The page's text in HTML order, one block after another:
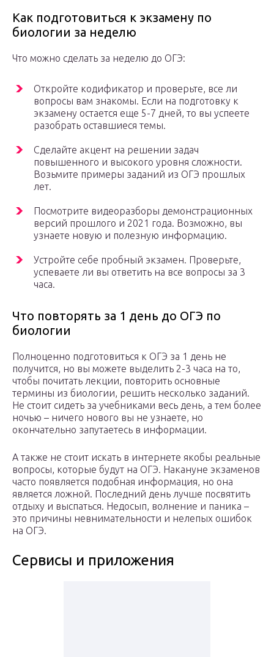
Как подготовиться к экзамену по
биологии за неделю
Что можно сделать за неделю до ОГЭ:
Откройте кодификатор и проверьте, все ли
вопросы вам знакомы. Если на подготовку к
экзамену остается еще 5-7 дней, то вы успеете
разобрать оставшиеся темы.
Сделайте акцент на решении задач
повышенного и высокого уровня сложности.
Возьмите примеры заданий из ОГЭ прошлых
лет.
Посмотрите видеоразборы демонстрационных
версий прошлого и 2021 года. Возможно, вы
узнаете новую и полезную информацию.
Устройте себе пробный экзамен. Проверьте,
успеваете ли вы ответить на все вопросы за 3
часа.
Что повторять за 1 день до ОГЭ по
биологии
Полноценно подготовиться к ОГЭ за 1 день не
получится, но вы можете выделить 2-3 часа на то,
чтобы почитать лекции, повторить основные
термины из биологии, решить несколько заданий.
Не стоит сидеть за учебниками весь день, а тем более
ночью – ничего нового вы не узнаете, но
окончательно запутаетесь в информации.
А также не стоит искать в интернете якобы реальные
вопросы, которые будут на ОГЭ. Накануне экзаменов
часто появляется подобная информация, но она
является ложной. Последний день лучше посвятить
отдыху и выспаться. Недосып, волнение и паника –
это причины невнимательности и нелепых ошибок
на ОГЭ.
Сервисы и приложения